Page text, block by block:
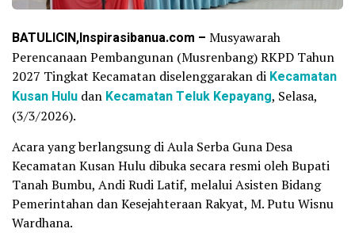
BATULICIN,Inspirasibanua.com – Musyawarah
Perencanaan Pembangunan (Musrenbang) RKPD Tahun
2027 Tingkat Kecamatan diselenggarakan di Kecamatan
Kusan Hulu dan Kecamatan Teluk Kepayang, Selasa,
(3/3/2026).
Acara yang berlangsung di Aula Serba Guna Desa
Kecamatan Kusan Hulu dibuka secara resmi oleh Bupati
Tanah Bumbu, Andi Rudi Latif, melalui Asisten Bidang
Pemerintahan dan Kesejahteraan Rakyat, M. Putu Wisnu
Wardhana.